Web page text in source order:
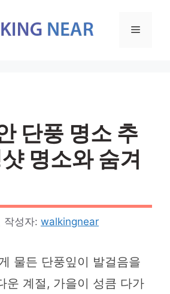
메
단풍 명소 추
명소와 숨겨
작성자: walkingnear
물든 단풍잎이 발걸음을
운 계절, 가을이 성큼 다가